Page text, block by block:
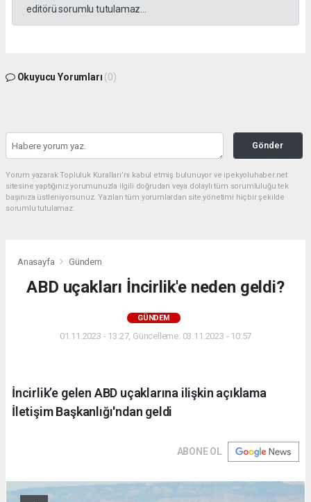
editörü sorumlu tutulamaz...
Okuyucu Yorumları (0)
Gönder
Yorum yazarak Topluluk Kuralları’nı kabul etmiş bulunuyor ve ipekyoluhaber.net
sitesine yaptığınız yorumunuzla ilgili doğrudan veya dolaylı tüm sorumluluğu tek
başınıza üstleniyorsunuz. Yazılan tüm yorumlardan site yönetimi hiçbir şekilde
sorumlu tutulamaz.
Anasayfa Gündem
ABD uçakları İncirlik'e neden geldi?
GÜNDEM
01.11.2023 - 13:27, Güncelleme: 03.11.2023 - 10:57
İncirlik’e gelen ABD uçaklarına ilişkin açıklama
İletişim Başkanlığı'ndan geldi
ABONE OL